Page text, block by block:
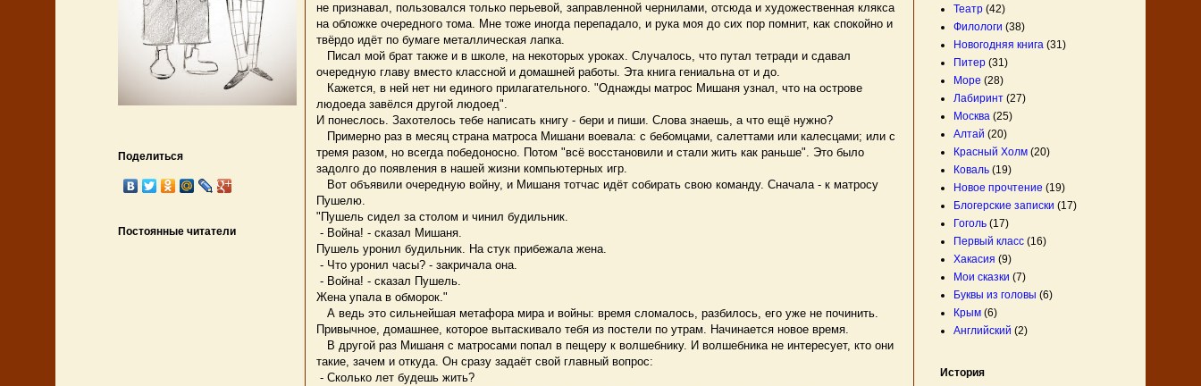
не признавал, пользовался только перьевой, заправленной чернилами, отсюда и художественная клякса
на обложке очередного тома. Мне тоже иногда перепадало, и рука моя до сих пор помнит, как спокойно и
твёрдо идёт по бумаге металлическая лапка.
Писал мой брат также и в школе, на некоторых уроках. Случалось, что путал тетради и сдавал
очередную главу вместо классной и домашней работы. Эта книга гениальна от и до.
Кажется, в ней нет ни единого прилагательного. "Однажды матрос Мишаня узнал, что на острове
людоеда завёлся другой людоед".
И понеслось. Захотелось тебе написать книгу - бери и пиши. Слова знаешь, а что ещё нужно?
Примерно раз в месяц страна матроса Мишани воевала: с бебомцами, салеттами или калесцами; или с
тремя разом, но всегда победоносно. Потом "всё восстановили и стали жить как раньше". Это было
задолго до появления в нашей жизни компьютерных игр.
Вот объявили очередную войну, и Мишаня тотчас идёт собирать свою команду. Сначала - к матросу
Пушелю.
"Пушель сидел за столом и чинил будильник.
- Война! - сказал Мишаня.
Пушель уронил будильник. На стук прибежала жена.
- Что уронил часы? - закричала она.
- Война! - сказал Пушель.
Жена упала в обморок."
А ведь это сильнейшая метафора мира и войны: время сломалось, разбилось, его уже не починить.
Привычное, домашнее, которое вытаскивало тебя из постели по утрам. Начинается новое время.
В другой раз Мишаня с матросами попал в пещеру к волшебнику. И волшебника не интересует, кто они
такие, зачем и откуда. Он сразу задаёт свой главный вопрос:
- Сколько лет будешь жить?
Поделиться
Постоянные читатели
Театр (42)
Филологи (38)
Новогодняя книга (31)
Питер (31)
Море (28)
Лабиринт (27)
Москва (25)
Алтай (20)
Красный Холм (20)
Коваль (19)
Новое прочтение (19)
Блогерские записки (17)
Гоголь (17)
Первый класс (16)
Хакасия (9)
Мои сказки (7)
Буквы из головы (6)
Крым (6)
Английский (2)
История